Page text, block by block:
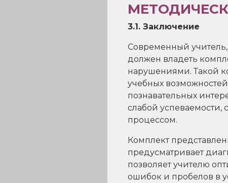
3.1. Заключение
Современный
должен владеть
нарушениями. Такой
учебных
познавательных
слабой успеваемости,
процессом.
Комплект
предусматривает
позволяет учителю
ошибок и пробелов в